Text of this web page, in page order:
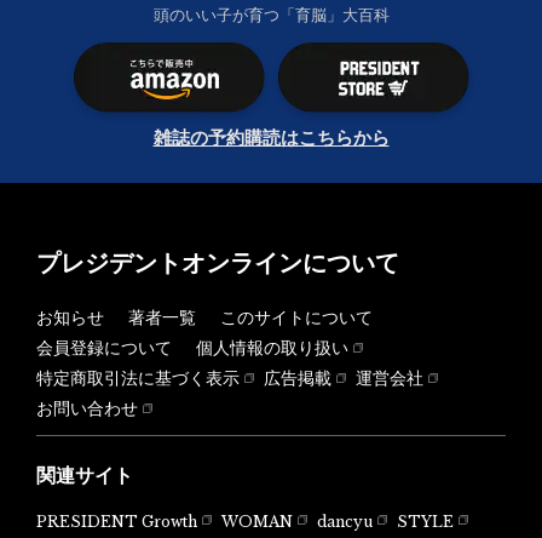
頭のいい子が育つ「育脳」大百科
雑誌の予約購読はこちらから
プレジデントオンラインについて
お知らせ 著者一覧
このサイトについて
会員登録について
個人情報の取り扱い
特定商取引法に基づく表示
広告掲載
運営会社
お問い合わせ
関連サイト
PRESIDENT Growth WOMAN dancyu
STYLE